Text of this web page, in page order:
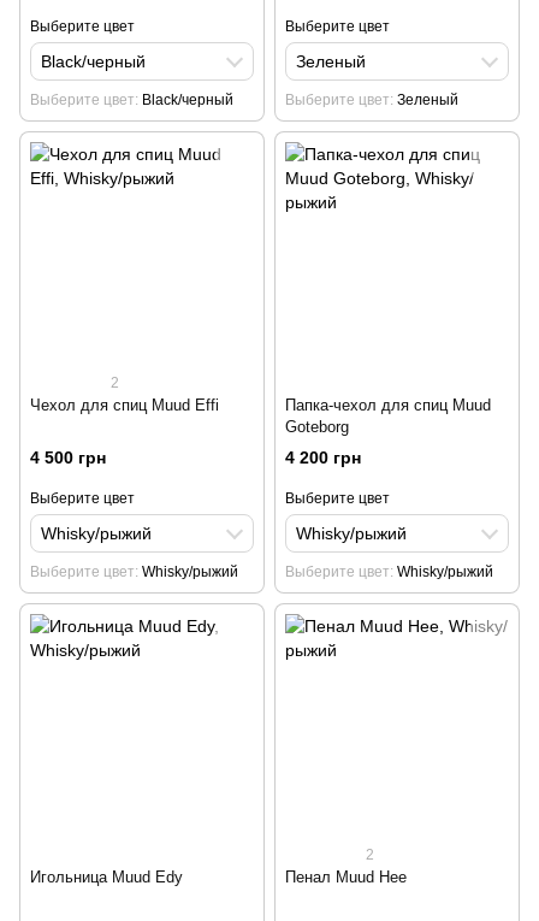
Выберите цвет
Black/черный
Выберите цвет Black/черный
Выберите цвет
Зеленый
Выберите цвет Зеленый
2
Чехол для спиц Muud Effi
4 500 грн
Выберите цвет
Whisky/рыжий
Выберите цвет Whisky/рыжий
Папка-чехол для спиц Muud
Goteborg
4 200 грн
Выберите цвет
Whisky/рыжий
Выберите цвет Whisky/рыжий
Игольница Muud Edy
2
Пенал Muud Hee